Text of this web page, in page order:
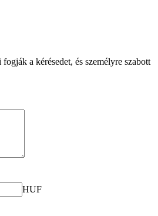
a kérésedet, és személyre szabott
HUF